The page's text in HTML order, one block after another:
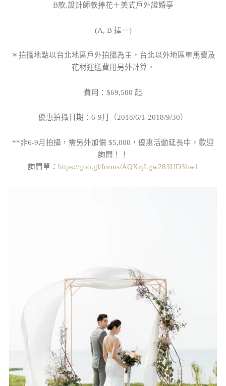
B款.設計師款捧花＋美式戶外證婚亭
(A, B 擇一)
＊拍攝地點以台北地區戶外拍攝為主，台北以外地區車馬費及
花材運送費用另外計算。
費用：$69,500 起
優惠拍攝日期：6-9月（2018/6/1-2018/9/30）
**非6-9月拍攝，需另外加價 $5,000，優惠活動延長中，歡迎
詢問！！
詢問單： https://goo.gl/forms/AQXzjLgw283UD3hw1